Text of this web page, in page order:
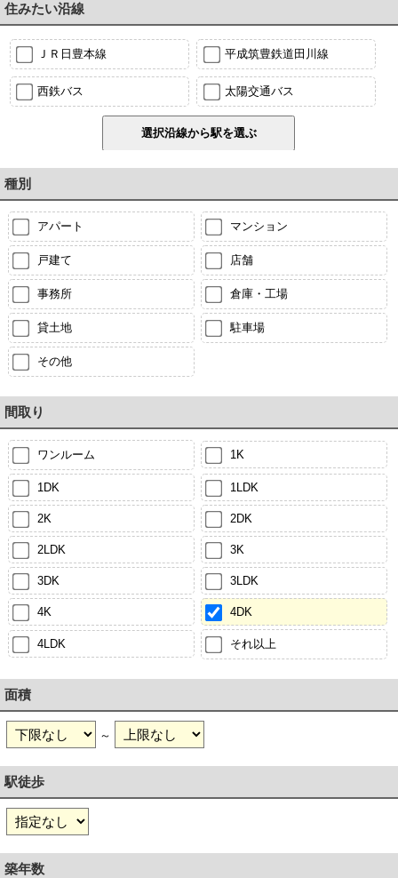
住みたい沿線
ＪＲ日豊本線 平成筑豊鉄道田川線
西鉄バス 太陽交通バス
種別
アパート マンション
戸建て 店舗
事務所 倉庫・工場
貸土地 駐車場
その他
間取り
ワンルーム 1K
1DK 1LDK
2K 2DK
2LDK 3K
3DK 3LDK
4K 4DK
4LDK それ以上
面積
～
駅徒歩
築年数